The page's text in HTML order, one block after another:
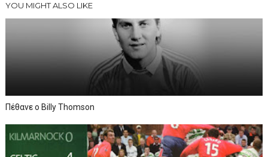
YOU MIGHT ALSO LIKE
Πέθανε ο Billy Thomson